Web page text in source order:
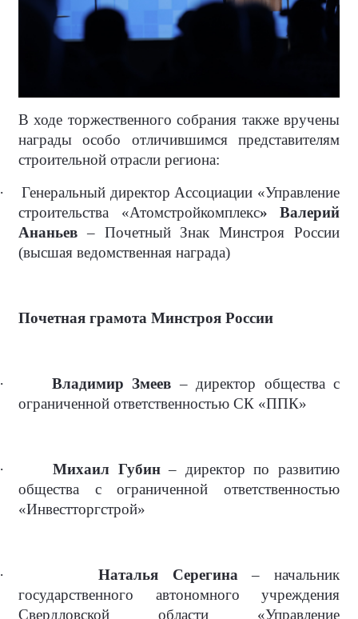
В ходе торжественного собрания также вручены
награды особо отличившимся представителям
строительной отрасли региона:
·
Генеральный директор Ассоциации «Управление
строительства «Атомстройкомплекс» Валерий
Ананьев – Почетный Знак Минстроя России
(высшая ведомственная награда)
Почетная грамота Минстроя России
· Владимир Змеев – директор общества с
ограниченной ответственностью СК «ППК»
· Михаил Губин– директор по развитию
общества с ограниченной ответственностью
«Инвестторгстрой»
· Наталья Серегина – начальник
государственного автономного учреждения
Свердловской области «Управление